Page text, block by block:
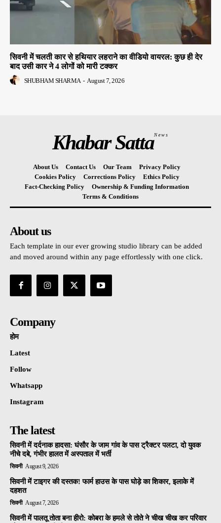
सिवनी में चलती कार से हथियार लहराने का वीडियो वायरल: कुछ ही देर
बाद उसी कार ने 4 लोगों को मारी टक्कर
SHUBHAM SHARMA - August 7, 2026
Khabar SattaNews
About Us Contact Us Our Team
Privacy Policy
Cookies Policy
Corrections Policy
Ethics Policy
Fact-Checking Policy
Ownership & Funding Information
Terms & Conditions
About us
Each template in our ever growing studio library can be added
and moved around within any page effortlessly with one click.
Company
होम
Latest
Follow
Whatsapp
Instagram
The latest
सिवनी में दर्दनाक हादसा: घंसौर के जाम गांव के पास ट्रैक्टर पलटा, दो युवक
नीचे दबे, गंभीर हालत में अस्पताल में भर्ती
सिवनी August 9, 2026
सिवनी में टाइगर की दस्तक! फार्म हाउस के पास घोड़े का शिकार, इलाके में
दहशत
सिवनी August 7, 2026
सिवनी में पालतू तोता बना हीरो: कोबरा के हमले से तोते ने चीख चीख कर परिवार